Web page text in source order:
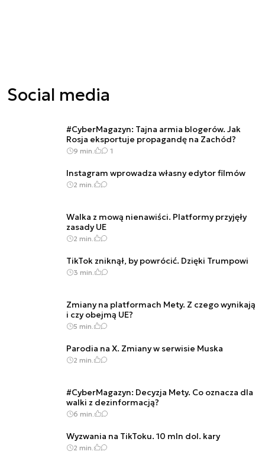
Social media
#CyberMagazyn: Tajna armia blogerów. Jak
Rosja eksportuje propagandę na Zachód?
9 min. 1
Instagram wprowadza własny edytor filmów
2 min.
Walka z mową nienawiści. Platformy przyjęły
zasady UE
2 min.
TikTok zniknął, by powrócić. Dzięki Trumpowi
3 min.
Zmiany na platformach Mety. Z czego wynikają
i czy obejmą UE?
5 min.
Parodia na X. Zmiany w serwisie Muska
2 min.
#CyberMagazyn: Decyzja Mety. Co oznacza dla
walki z dezinformacją?
6 min.
Wyzwania na TikToku. 10 mln dol. kary
2 min.